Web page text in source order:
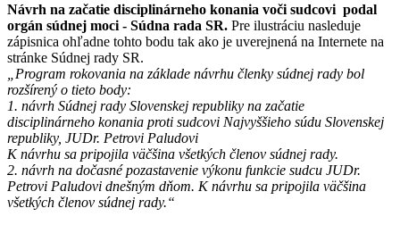
Návrh na začatie disciplinárneho konania voči sudcovi podal
orgán súdnej moci - Súdna rada SR. Pre ilustráciu nasleduje
zápisnica ohľadne tohto bodu tak ako je uverejnená na Internete na
stránke Súdnej rady SR.
„Program rokovania na základe návrhu členky súdnej rady bol
rozšírený o tieto body:
1. návrh Súdnej rady Slovenskej republiky na začatie
disciplinárneho konania proti sudcovi Najvyššieho súdu Slovenskej
republiky, JUDr. Petrovi Paludovi
K návrhu sa pripojila väčšina všetkých členov súdnej rady.
2. návrh na dočasné pozastavenie výkonu funkcie sudcu JUDr.
Petrovi Paludovi dnešným dňom. K návrhu sa pripojila väčšina
všetkých členov súdnej rady.“